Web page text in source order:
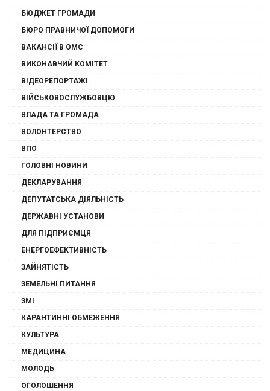
БЮДЖЕТ ГРОМАДИ
БЮРО ПРАВНИЧОЇ ДОПОМОГИ
ВАКАНСІЇ В ОМС
ВИКОНАВЧИЙ КОМІТЕТ
ВІДЕОРЕПОРТАЖІ
ВІЙСЬКОВОСЛУЖБОВЦЮ
ВЛАДА ТА ГРОМАДА
ВОЛОНТЕРСТВО
ВПО
ГОЛОВНІ НОВИНИ
ДЕКЛАРУВАННЯ
ДЕПУТАТСЬКА ДІЯЛЬНІСТЬ
ДЕРЖАВНІ УСТАНОВИ
ДЛЯ ПІДПРИЄМЦЯ
ЕНЕРГОЕФЕКТИВНІСТЬ
ЗАЙНЯТІСТЬ
ЗЕМЕЛЬНІ ПИТАННЯ
ЗМІ
КАРАНТИННІ ОБМЕЖЕННЯ
КУЛЬТУРА
МЕДИЦИНА
МОЛОДЬ
ОГОЛОШЕННЯ